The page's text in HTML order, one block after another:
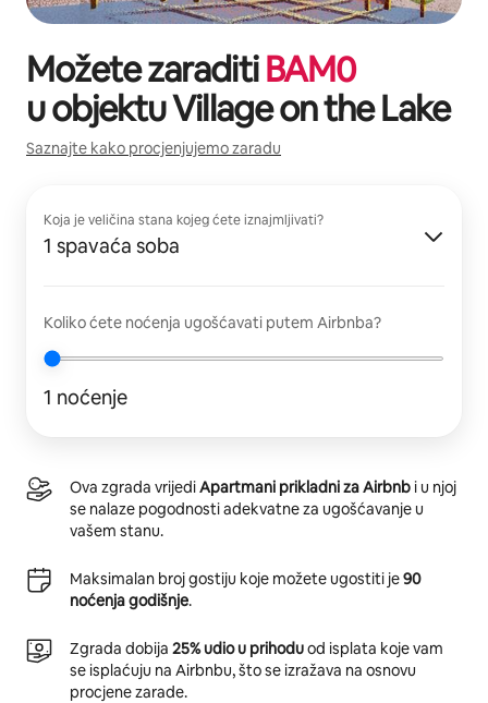
Možete zaraditiBAM0
u objektuVillage on the Lake
Saznajte kako procjenjujemo zaradu
Koja je veličina stana kojeg ćete iznajmljivati?
1 spavaća soba
Koliko ćete noćenja ugošćavati putem Airbnba?
1 noćenje
Ova zgrada vrijediApartmani prikladni za Airbnb i u njoj
se nalaze pogodnosti adekvatne za ugošćavanje u
vašem stanu.
Maksimalan broj gostiju koje možete ugostiti je90
noćenja godišnje.
Zgrada dobija 25% udio u prihoduod isplata koje vam
se isplaćuju na Airbnbu, što se izražava na osnovu
procjene zarade.